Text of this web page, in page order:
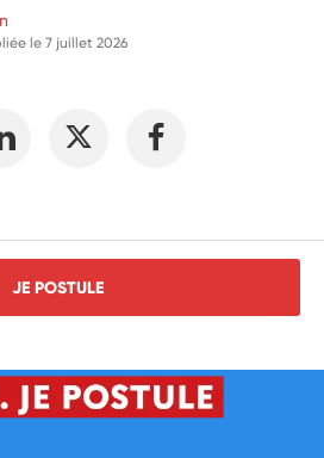
le7 juillet 2026
JE POSTULE